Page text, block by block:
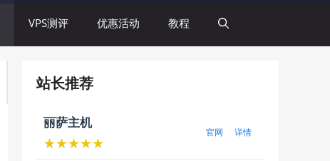
VPS测评 优惠活动 教程
站长推荐
丽萨主机
★★★★★
官网 详情